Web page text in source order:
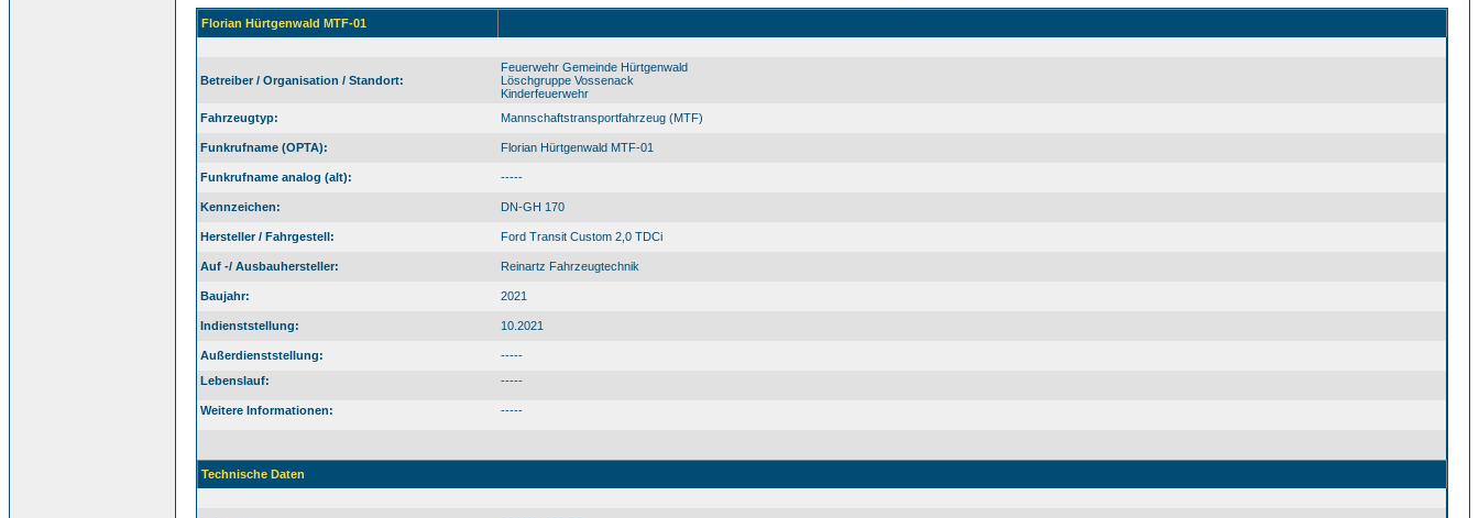
Florian Hürtgenwald MTF-01
Betreiber / Organisation / Standort:
Feuerwehr Gemeinde Hürtgenwald
Löschgruppe Vossenack
Kinderfeuerwehr
Fahrzeugtyp:
Mannschaftstransportfahrzeug (MTF)
Funkrufname (OPTA): Florian Hürtgenwald MTF-01
Funkrufname analog (alt): -----
Kennzeichen: DN-GH 170
Hersteller / Fahrgestell: Ford Transit Custom 2,0 TDCi
Auf -/ Ausbauhersteller: Reinartz Fahrzeugtechnik
Baujahr: 2021
Indienststellung: 10.2021
Außerdienststellung:
-----
Lebenslauf:
-----
Weitere Informationen: -----
Technische Daten